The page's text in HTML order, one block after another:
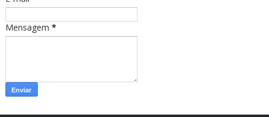
Mensagem *